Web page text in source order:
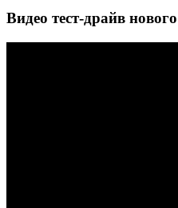
Видео тест-драйв